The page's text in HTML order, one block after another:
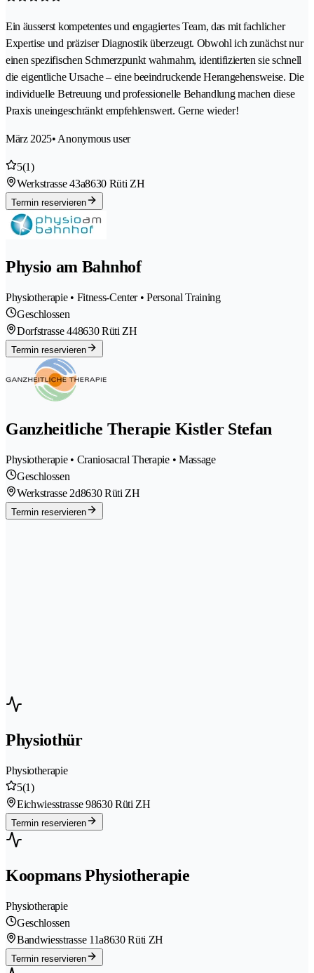
Ein äusserst kompetentes und engagiertes Team, das mit fachlicher
Expertise und präziser Diagnostik überzeugt. Obwohl ich zunächst nur
einen spezifischen Schmerzpunkt wahrnahm, identifizierten sie schnell
die eigentliche Ursache – eine beeindruckende Herangehensweise. Die
individuelle Betreuung und professionelle Behandlung machen diese
Praxis uneingeschränkt empfehlenswert. Gerne wieder!
März 2025• Anonymous user
5(1)
Werkstrasse 43a8630 Rüti ZH
Termin reservieren
Physio am Bahnhof
Physiotherapie • Fitness-Center • Personal Training
Geschlossen
Dorfstrasse 448630 Rüti ZH
Termin reservieren
Ganzheitliche Therapie Kistler Stefan
Physiotherapie • Craniosacral Therapie • Massage
Geschlossen
Werkstrasse 2d8630 Rüti ZH
Termin reservieren
Physiothür
Physiotherapie
5(1)
Eichwiesstrasse 98630 Rüti ZH
Termin reservieren
Koopmans Physiotherapie
Physiotherapie
Geschlossen
Bandwiesstrasse 11a8630 Rüti ZH
Termin reservieren